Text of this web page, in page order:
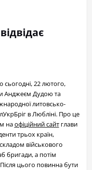
22 лютого,
Анджеєм Дудою та
литовсько-
в Любліні. Про це
наофіційний сайтглави
трьох країн,
військового
бригади, а потім
цього повинна бути